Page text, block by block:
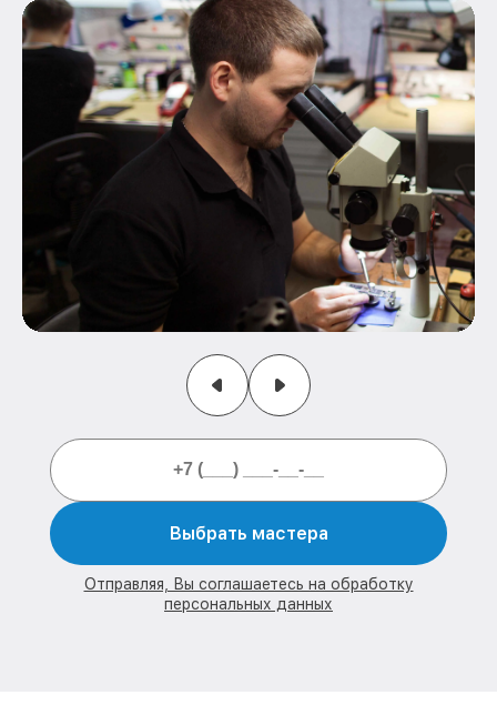
Выбрать мастера
Отправляя, Вы соглашаетесь на обработку
персональных данных